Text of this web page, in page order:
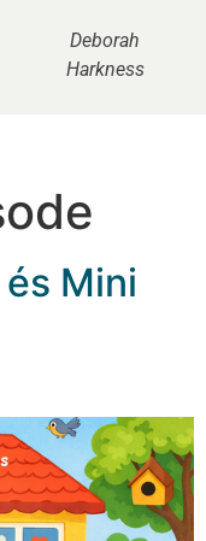
Deborah
Harkness
Mini